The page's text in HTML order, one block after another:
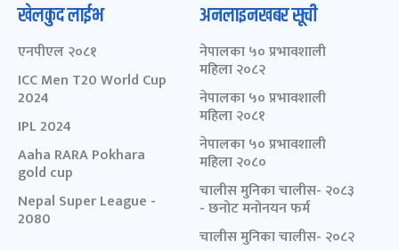
खेलकुद लाईभ
एनपीएल २०८१
ICC Men T20 World Cup
2024
IPL 2024
Aaha RARA Pokhara
gold cup
Nepal Super League -
2080
अनलाइनखबर सूची
नेपालका ५० प्रभावशाली
महिला २०८२
नेपालका ५० प्रभावशाली
महिला २०८१
नेपालका ५० प्रभावशाली
महिला २०८०
चालीस मुनिका चालीस- २०८३
- छनोट मनोनयन फर्म
चालीस मुनिका चालीस- २०८२